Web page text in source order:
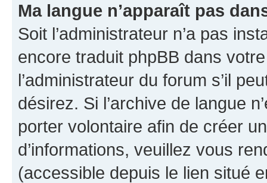
Ma langue n’apparaît pas
Soit l’administrateur n’a pas
encore traduit phpBB dans
l’administrateur du forum s’il
désirez. Si l’archive de langue
porter volontaire afin de créer
d’informations, veuillez vous
(accessible depuis le lien situé